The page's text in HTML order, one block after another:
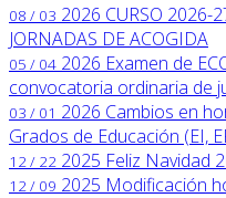
08 / 03 2026 CURSO 2026-
JORNADAS DE ACOGIDA
05 / 04 2026 Examen de
convocatoria ordinaria de
03 / 01 2026 Cambios en
Grados de Educación (EI,
12 / 22 2025 Feliz Navidad
12 / 09 2025 Modificación